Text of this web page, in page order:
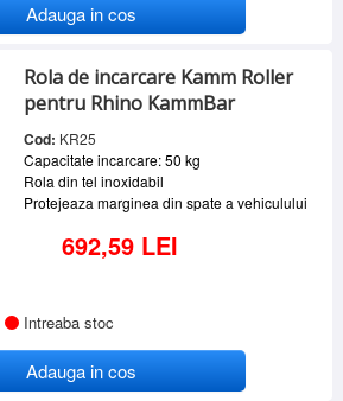
Adauga in cos
Rola de incarcare Kamm Roller
pentru Rhino KammBar
Cod: KR25
Capacitate incarcare: 50 kg
Rola din tel inoxidabil
Protejeaza marginea din spate a vehiculului
692,59 LEI
Intreaba stoc
Adauga in cos